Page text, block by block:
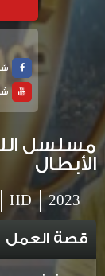
الأبطال
2023
HD
قصة العمل